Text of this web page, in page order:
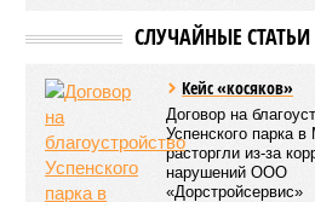
СЛУЧАЙНЫЕ СТАТЬИ
Кейс «косяков»
Договор на
Успенского парка
расторгли из-за
нарушений ООО
«Дорстройсервис»